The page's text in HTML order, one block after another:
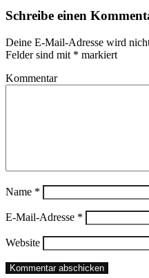
Schreibe einen
Deine E-Mail-Adresse wird
Felder sind mit * markiert
Kommentar
Name *
E-Mail-Adresse *
Website